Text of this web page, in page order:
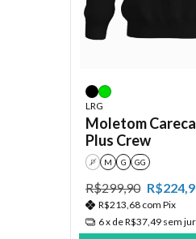
LRG
Moletom Careca
Plus Crew
P M G GG
R$299,90
R$213,68 com Pix
6x deR$37,49 sem